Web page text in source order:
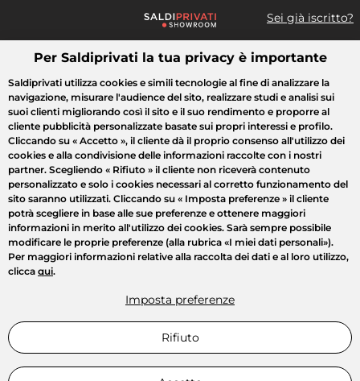
Sei già iscritto?
Cosa cerchi?
Tutte le vendite Moda Casa Bellezza Elettrodomestici
Per Saldiprivati la tua privacy è importante
Saldiprivati utilizza cookies e simili tecnologie al fine di analizzare la
navigazione, misurare l'audience del sito, realizzare studi e analisi sui
suoi clienti migliorando così il sito e il suo rendimento e proporre al
cliente pubblicità personalizzate basate sui propri interessi e profilo.
Cliccando su « Accetto », il cliente dà il proprio consenso all'utilizzo dei
cookies e alla condivisione delle informazioni raccolte con i nostri
partner. Scegliendo « Rifiuto » il cliente non riceverà contenuto
personalizzato e solo i cookies necessari al corretto funzionamento del
sito saranno utilizzati. Cliccando su « Imposta preferenze » il cliente
potrà scegliere in base alle sue preferenze e ottenere maggiori
informazioni in merito all'utilizzo dei cookies. Sarà sempre possibile
modificare le proprie preferenze (alla rubrica «I miei dati personali»).
Per maggiori informazioni relative alla raccolta dei dati e al loro utilizzo,
clicca qui.
Imposta preferenze
Rifiuto